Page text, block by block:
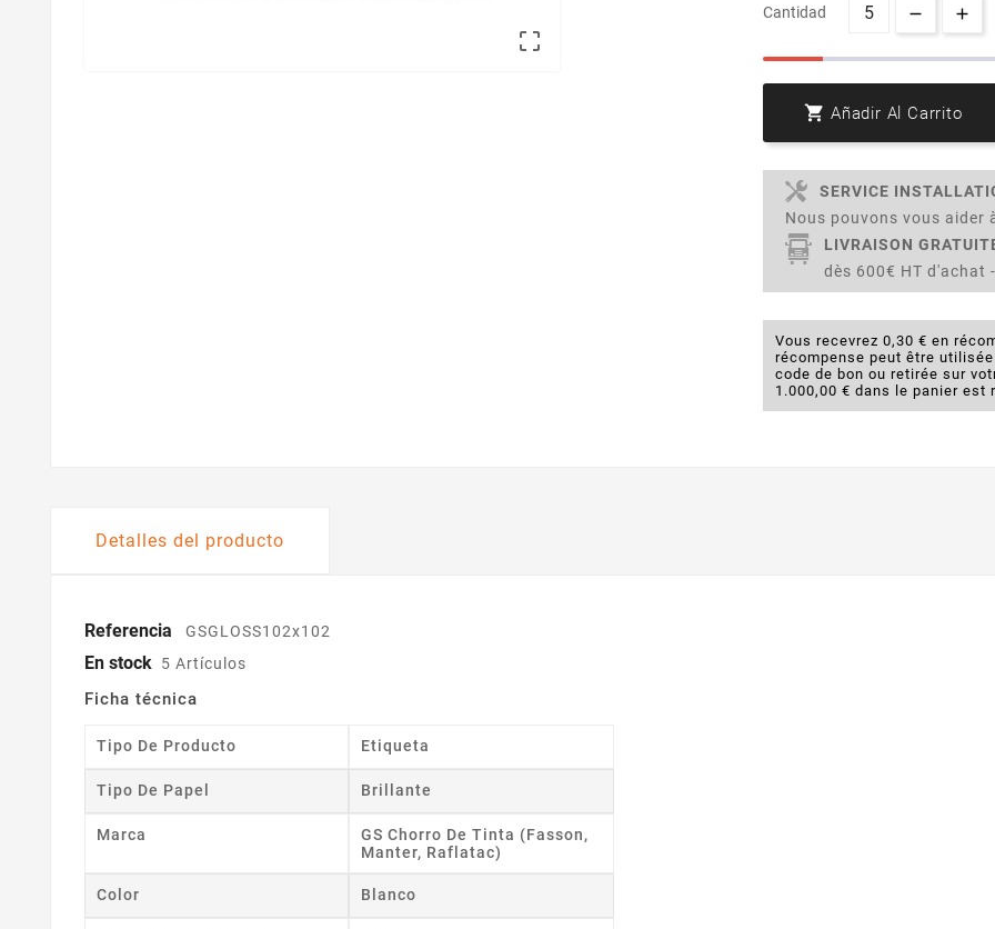

Cantidad
 Añadir Al Carrito
SERVICE
Nous pouvons vous aider
LIVRAISON
dès 600€ HT d'achat
Vous recevrez 0,30 € en
récompense peut être
code de bon ou retirée sur
1.000,00 € dans le panier est
Detalles del producto
Referencia GSGLOSS102x102
En stock 5 Artículos
Ficha técnica
Tipo De Producto Etiqueta
Tipo De Papel Brillante
Marca
GS Chorro De Tinta (Fasson,
Manter, Raflatac)
Color Blanco